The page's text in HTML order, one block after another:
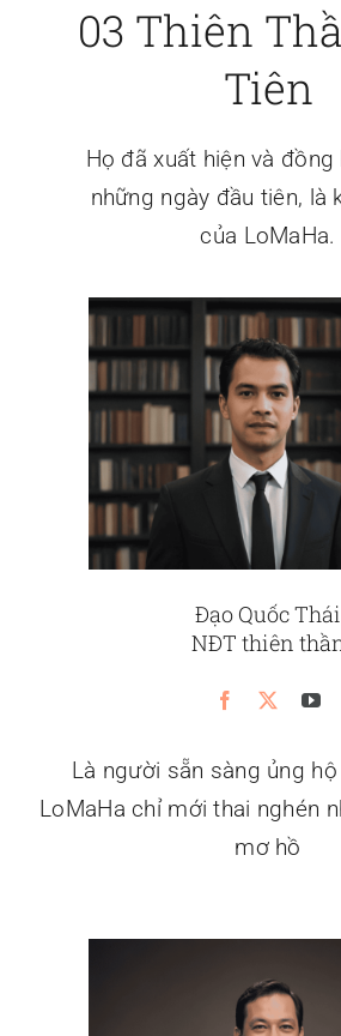
03 Thiên
Tiên
Họ đã xuất hiện và đồng
những ngày đầu tiên, là
của LoMaHa.
Đạo Quốc Thái
NĐT thiên
Là người sẵn sàng ủng
LoMaHa chỉ mới thai nghén
mơ hồ